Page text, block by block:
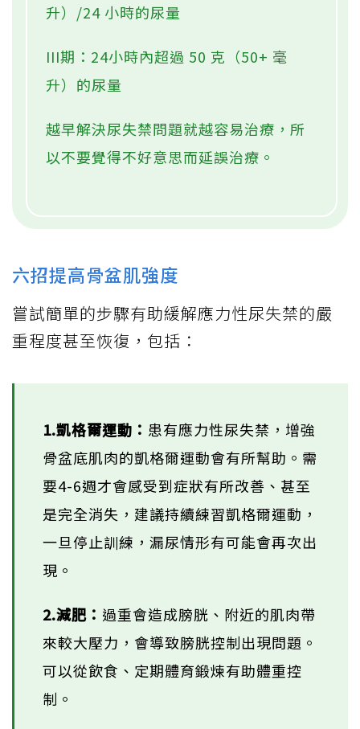
升）/24 小時的尿量
III期：24小時內超過 50 克（50+ 毫
升）的尿量
越早解決尿失禁問題就越容易治療，所
以不要覺得不好意思而延誤治療。
六招提高骨盆肌強度
嘗試簡單的步驟有助緩解應力性尿失禁的嚴
重程度甚至恢復，包括：
1.凱格爾運動： 患有應力性尿失禁，增強
骨盆底肌肉的凱格爾運動會有所幫助。需
要4-6週才會感受到症狀有所改善、甚至
是完全消失，建議持續練習凱格爾運動，
一旦停止訓練，漏尿情形有可能會再次出
現。
2.減肥： 過重會造成膀胱、附近的肌肉帶
來較大壓力，會導致膀胱控制出現問題。
可以從飲食、定期體育鍛煉有助體重控
制。